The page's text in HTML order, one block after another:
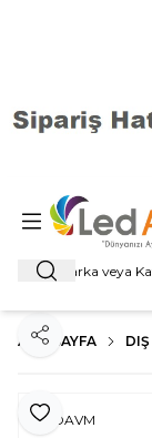
Ara
ANA SAYFA
Favoriye Ekle
Paylaş
LEDAVM